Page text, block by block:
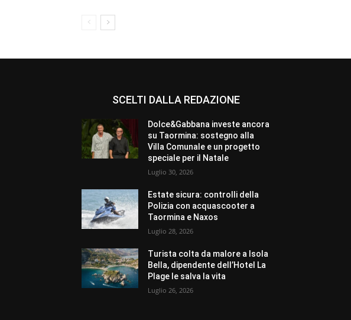
SCELTI DALLA REDAZIONE
Dolce&Gabbana investe ancora
su Taormina: sostegno alla
Villa Comunale e un progetto
speciale per il Natale
Luglio 30, 2026
Estate sicura: controlli della
Polizia con acquascooter a
Taormina e Naxos
Luglio 28, 2026
Turista colta da malore a Isola
Bella, dipendente dell’Hotel La
Plage le salva la vita
Luglio 26, 2026